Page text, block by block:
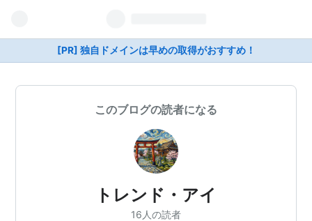
[PR] 独自ドメインは早めの取得がおすすめ！
このブログの読者になる
トレンド・アイ
16人の読者